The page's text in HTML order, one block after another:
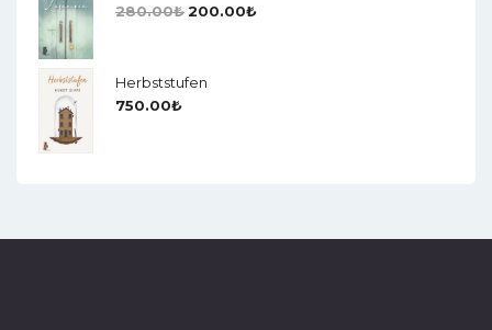
280.00₺200.00₺
Herbststufen
750.00₺